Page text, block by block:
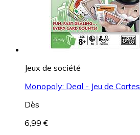
Jeux de société
Monopoly: Deal - Jeu de Cartes
Dès
6,99 €